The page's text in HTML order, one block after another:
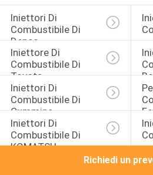
Iniettori Di
Combustibile Di
Denso
Iniettore Di
Combustibile Di
Toyota
Iniettori Di
Combustibile Di
Cummins
Iniettori Di
Combustibile Di
KOMATSU
Richiedi un